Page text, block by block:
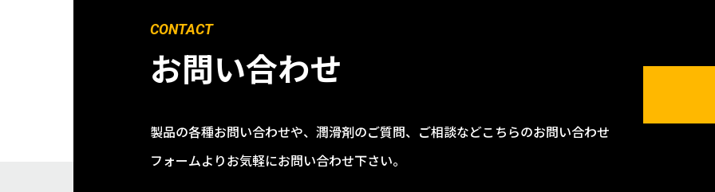
CONTACT
お問い合わせ
製品の各種お問い合わせや、潤滑剤のご質問、ご相談などこちらのお問い合わせ
フォームよりお気軽にお問い合わせ下さい。